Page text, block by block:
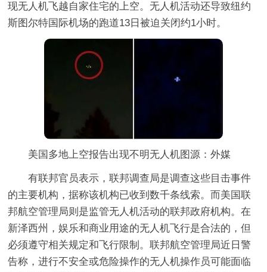
现无人机飞越自家住宅的上空。无人机活动还导致纽约
斯图尔特国际机场的跑道13日被迫关闭约1小时。
美国多地上空报告出现不明无人机图源：外媒
有联邦官员表示，联邦调查局是调查这些目击事件
的主要机构，据称该机构已收到数千条线索。而美国联
邦航空管理局则是监管无人机活动的联邦政府机构。在
新泽西州，娱乐和商业用途的无人机飞行是合法的，但
必须遵守相关规定和飞行限制。联邦航空管理局近日警
告称，进行不安全或危险操作的无人机操作员可能面临